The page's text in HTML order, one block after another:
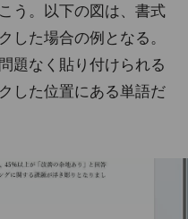
う。以下の図は、書式
した場合の例となる。
題なく貼り付けられる
した位置にある単語だ